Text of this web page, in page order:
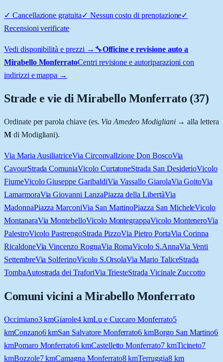
✓ Cancellazione gratuita✓ Nessun costo di prenotazione✓
Recensioni verificate
Vedi disponibilità e prezzi → 🔧Officine e revisione auto a
Mirabello MonferratoCentri revisione e autoriparazioni con
indirizzi e mappa →
Strade e vie diMirabello Monferrato (37)
Ordinate per parola chiave (es. Via Amedeo Modigliani→ alla lettera
Mdi Modigliani).
Via Maria AusiliatriceVia Circonvallzione Don BoscoVia
CavourStrada ComuniaVicolo CurtatoneStrada San DesiderioVicolo
FiumeVicolo Giuseppe GaribaldiVia Vassallo GiarolaVia GoitoVia
LamarmoraVia Giovanni LanzaPiazza della LibertàVia
MadonnaPiazza MarconiVia San MartinoPiazza San MicheleVicolo
MontanaraVia MontebelloVicolo MontegrappaVicolo MonteneroVia
PalestroVicolo PastrengoStrada PizzoVia Pietro PortaVia Corinna
RicaldoneVia Vincenzo RognaVia RomaVicolo S.AnnaVia Venti
SettembreVia SolferinoVicolo S.OrsolaVia Mario TaliceStrada
TombaAutostrada dei TraforiVia TriesteStrada Vicinale Zuccotto
Comuni vicini aMirabello Monferrato
Occimiano3kmGiarole4 kmLu e Cuccaro Monferrato5
kmConzano6kmSan Salvatore Monferrato6 kmBorgo San Martino6
kmPomaro Monferrato6 kmCastelletto Monferrato7kmTicineto7
kmBozzole7kmCamagna Monferrato8kmTerruggia8km